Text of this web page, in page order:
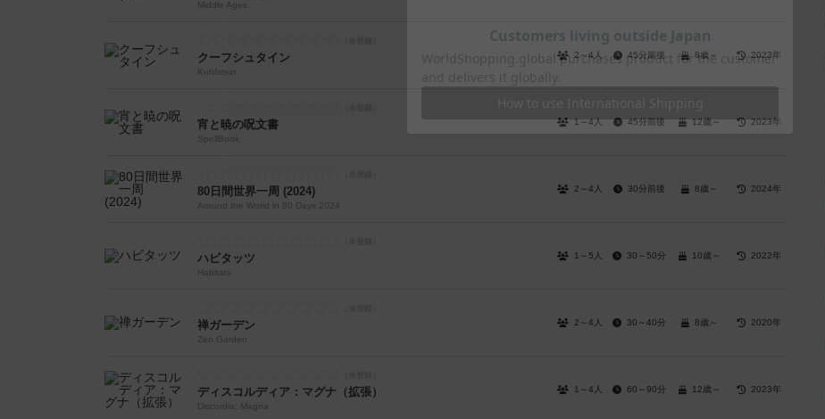
Middle Ages
クーフシュタイン
Kuhfstein
2～4人 45分前後 8歳～ 2023年
宵と暁の呪文書
SpellBook
1～4人 45分前後 12歳～ 2023年
80日間世界一周 (2024)
Around the World in 80 Days 2024
2～4人 30分前後 8歳～ 2024年
ハビタッツ
Habitats
1～5人 30～50分 10歳～ 2022年
禅ガーデン
Zen Garden
2～4人 30～40分 8歳～ 2020年
ディスコルディア：マグナ（拡張）
Discordia: Magna
1～4人 60～90分 12歳～ 2023年